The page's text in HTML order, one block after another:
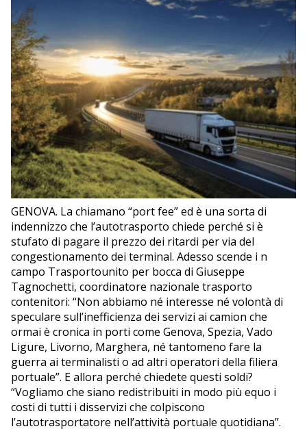
EDITORIALI
GENOVA. La chiamano “port fee” ed è una sorta di
indennizzo che l’autotrasporto chiede perché si è
stufato di pagare il prezzo dei ritardi per via del
congestionamento dei terminal. Adesso scende i n
campo Trasportounito per bocca di Giuseppe
Tagnochetti, coordinatore nazionale trasporto
contenitori: “Non abbiamo né interesse né volontà di
speculare sull’inefficienza dei servizi ai camion che
ormai è cronica in porti come Genova, Spezia, Vado
Ligure, Livorno, Marghera, né tantomeno fare la
guerra ai terminalisti o ad altri operatori della filiera
portuale”. E allora perché chiedete questi soldi?
“Vogliamo che siano redistribuiti in modo più equo i
costi di tutti i disservizi che colpiscono
l’autotrasportatore nell’attività portuale quotidiana”.